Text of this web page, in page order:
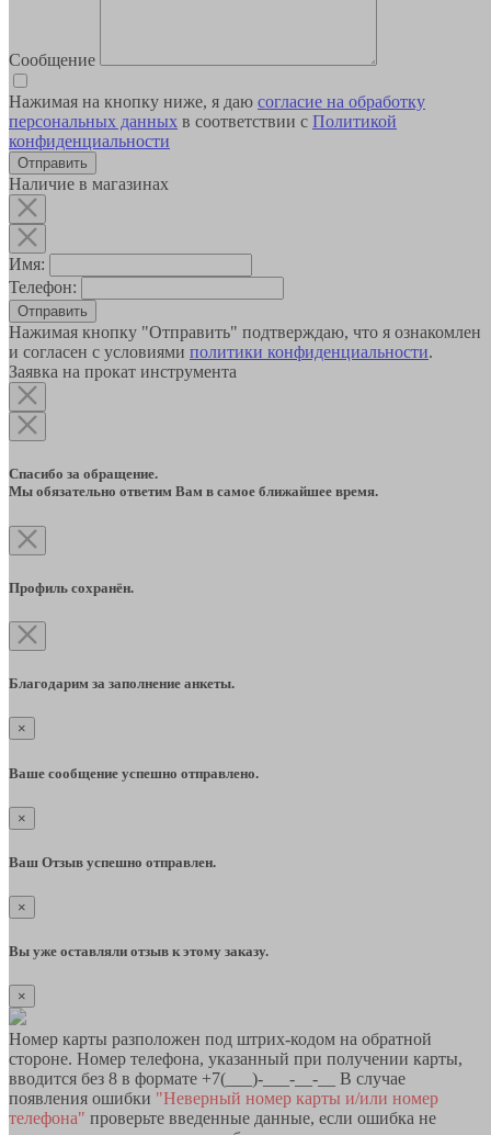
Сообщение
Нажимая на кнопку ниже, я даю согласие на обработку
персональных данных в соответствии с Политикой
конфиденциальности
Наличие в магазинах
Имя:
Телефон:
Отправить
Нажимая кнопку "Отправить" подтверждаю, что я ознакомлен
и согласен с условиями политики конфиденциальности.
Заявка на прокат инструмента
Спасибо за обращение.
Мы обязательно ответим Вам в самое ближайшее время.
Профиль сохранён.
Благодарим за заполнение анкеты.
×
Ваше сообщение успешно отправлено.
×
Ваш Отзыв успешно отправлен.
×
Вы уже оставляли отзыв к этому заказу.
×
Номер карты разположен под штрих-кодом на обратной
стороне. Номер телефона, указанный при получении карты,
вводится без 8 в формате +7(___)-___-__-__ В случае
появления ошибки "Неверный номер карты и/или номер
телефона" проверьте введенные данные, если ошибка не